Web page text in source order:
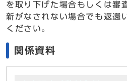
を取り下げた場合もしくは審
新がなされない場合でも返還
ください。
関係資料